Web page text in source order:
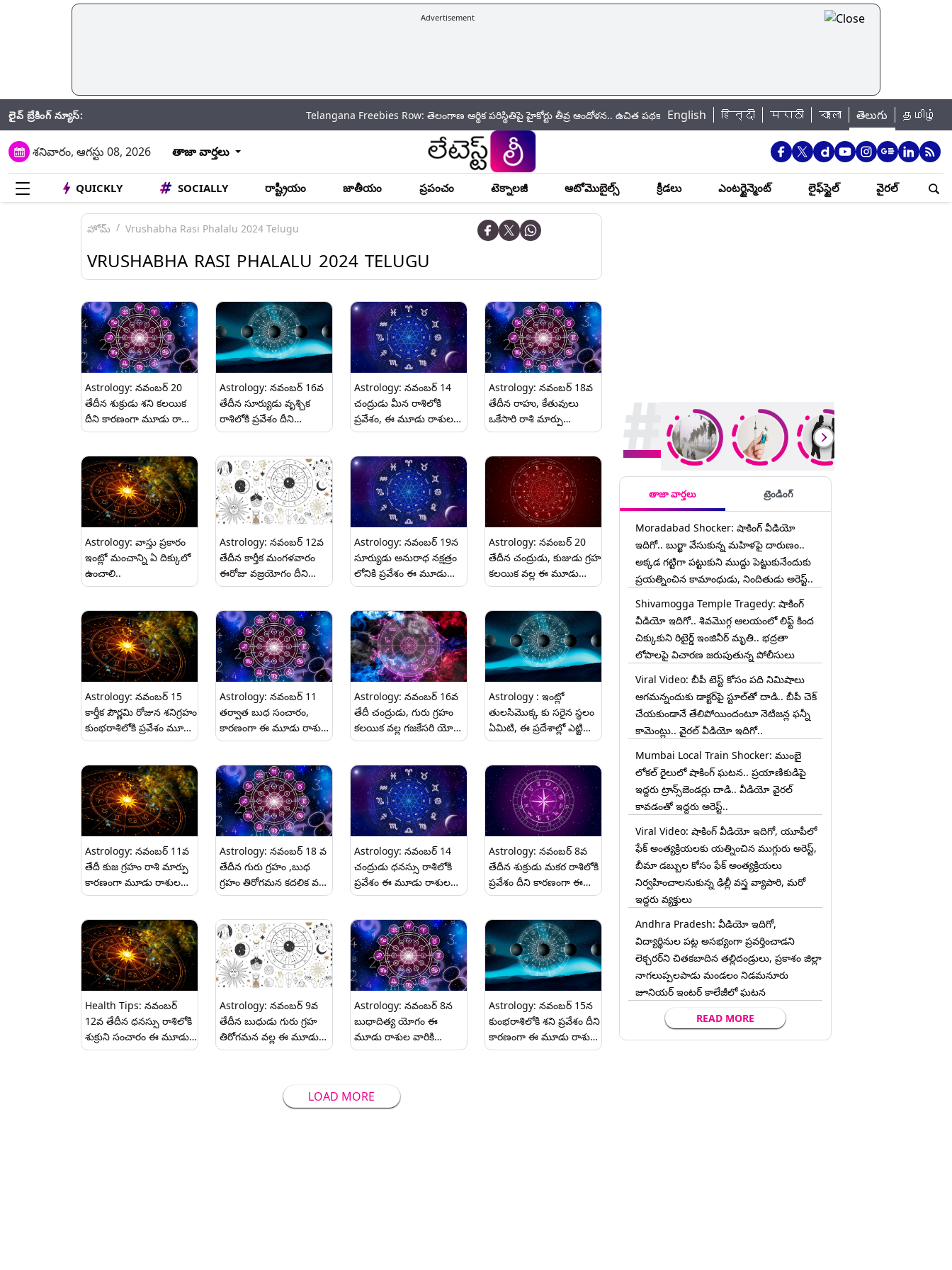
Advertisement
లైవ్ బ్రేకింగ్ న్యూస్: Telangana Freebies Row: తెలంగాణ ఆర్థిక పరిస్థితిపై హైకోర్టు తీవ్ర ఆందోళన.. ఉచిత పథకాలతో తీవ్ర ప్రమాదకర పరిస్థితులు.. ఇలాగే కొనసాగితే దివాళా తీయడం తప్పదని కీలక
English हिन्दी मराठी বাংলা తెలుగు தமிழ்
శనివారం, ఆగస్టు 08, 2026 తాజా వార్తలు
QUICKLY SOCIALLY రాష్ట్రీయం జాతీయం ప్రపంచం టెక్నాలజీ ఆటోమొబైల్స్ క్రీడలు ఎంటర్టైన్మెంట్ లైఫ్‌స్టైల్ వైరల్
హోమ్ Vrushabha Rasi Phalalu 2024 Telugu
VRUSHABHA RASI PHALALU 2024 TELUGU
Astrology: నవంబర్ 20
తేదీన శుక్రుడు శని కలయిక
దీని కారణంగా మూడు రాశుల
వారికి అదృష్టం.
Astrology: నవంబర్ 16వ
తేదీన సూర్యుడు వృశ్చిక
రాశిలోకి ప్రవేశం దీని
కారణంగా మూడు రాశులు
పెరుగుతాయి..
Astrology: నవంబర్ 14
చంద్రుడు మీన రాశిలోకి
ప్రవేశం, ఈ మూడు రాశుల
వారికి అదృష్టం.
Astrology: నవంబర్ 18వ
తేదీన రాహు, కేతువులు
ఒకేసారి రాశి మార్పు
కారణంగా ఈ మూడు రాశుల
Astrology: వాస్తు ప్రకారం
ఇంట్లో మంచాన్ని ఏ దిక్కులో
ఉంచాలి..
Astrology: నవంబర్ 12వ
తేదీన కార్తీక మంగళవారం
ఈరోజు వజ్రయోగం దీని
కారణంగా మూడు రాశులు
Astrology: నవంబర్ 19న
సూర్యుడు అనురాధ నక్షత్రం
లోనికి ప్రవేశం ఈ మూడు
రాశుల వారికి ప్రతికూల
Astrology: నవంబర్ 20
తేదీన చంద్రుడు, కుజుడు గ్రహ
కలయిక వల్ల ఈ మూడు
రాశుల వారికి అదృష్టం..
Astrology: నవంబర్ 15
కార్తీక పౌర్ణమి రోజున శనిగ్రహం
కుంభరాశిలోకి ప్రవేశం మూడు
రాశుల వారికి అదృష్టం..
Astrology: నవంబర్ 11
తర్వాత బుధ సంచారం,
కారణంగా ఈ మూడు రాశులు
వారికి అదృష్టం.
Astrology: నవంబర్ 16వ
తేదీ చంద్రుడు, గురు గ్రహం
కలయిక వల్ల గజకేసరి యోగం
ఈ మూడు రాశుల వారికి
Astrology : ఇంట్లో
తులసిమొక్క కు సరైన స్థలం
ఏమిటి, ఈ ప్రదేశాల్లో ఎట్టి
పరిస్థితుల్లో ఉంచకూడదు..
Astrology: నవంబర్ 11వ
తేదీ కుజ గ్రహం రాశి మార్పు
కారణంగా మూడు రాశుల
వారికి అదృష్టం..
Astrology: నవంబర్ 18 వ
తేదీన గురు గ్రహం ,బుధ
గ్రహం తిరోగమన కదలిక వల్ల
ఈ మూడు రాశులు వారికి
Astrology: నవంబర్ 14
చంద్రుడు ధనస్సు రాశిలోకి
ప్రవేశం ఈ మూడు రాశుల
వారికి ప్రతికూల ప్రభావాలు.
Astrology: నవంబర్ 8వ
తేదీన శుక్రుడు మకర రాశిలోకి
ప్రవేశం దీని కారణంగా ఈ
మూడు రాశులు వారికి
Health Tips: నవంబర్
12వ తేదీన ధనస్సు రాశిలోకి
శుక్రుని సంచారం ఈ మూడు
రాశుల వారికి ఆర్థిక లాభం.
Astrology: నవంబర్ 9వ
తేదీన బుధుడు గురు గ్రహ
తిరోగమన వల్ల ఈ మూడు
రాశులు వారికి ఆర్థిక నష్టాలు.
Astrology: నవంబర్ 8న
బుధాదిత్య యోగం ఈ
మూడు రాశుల వారికి
అదృష్టం..
Astrology: నవంబర్ 15న
కుంభరాశిలోకి శని ప్రవేశం దీని
కారణంగా ఈ మూడు రాశుల
వారికి ఆర్థిక నష్టం జాగ్రత్తగా
LOAD MORE
తాజా వార్తలు ట్రెండింగ్
Moradabad Shocker: షాకింగ్ వీడియో
ఇదిగో.. బుర్ఖా వేసుకున్న మహిళపై దారుణం..
అక్కడ గట్టిగా పట్టుకుని ముద్దు పెట్టుకునేందుకు
ప్రయత్నించిన కామాంధుడు, నిందితుడు అరెస్ట్..
Shivamogga Temple Tragedy: షాకింగ్
వీడియో ఇదిగో.. శివమొగ్గ ఆలయంలో లిఫ్ట్ కింద
చిక్కుకుని రిటైర్డ్ ఇంజినీర్ మృతి.. భద్రతా
లోపాలపై విచారణ జరుపుతున్న పోలీసులు
Viral Video: బీపీ టెస్ట్‌ కోసం పది నిమిషాలు
ఆగమన్నందుకు డాక్టర్‌పై స్టూల్‌తో దాడి.. బీపీ చెక్
చేయకుండానే తేలిపోయిందంటూ నెటిజన్ల ఫన్నీ
కామెంట్లు.. వైరల్ వీడియో ఇదిగో..
Mumbai Local Train Shocker: ముంబై
లోకల్ రైలులో షాకింగ్ ఘటన.. ప్రయాణికుడిపై
ఇద్దరు ట్రాన్స్‌జెండర్లు దాడి.. వీడియో వైరల్
కావడంతో ఇద్దరు అరెస్ట్..
Viral Video: షాకింగ్ వీడియో ఇదిగో, యూపీలో
ఫేక్ అంత్యక్రియలకు యత్నించిన ముగ్గురు అరెస్ట్,
బీమా డబ్బుల కోసం ఫేక్ అంత్యక్రియలు
నిర్వహించాలనుకున్న ఢిల్లీ వస్త్ర వ్యాపారి, మరో
ఇద్దరు వ్యక్తులు
Andhra Pradesh: వీడియో ఇదిగో,
విద్యార్థినుల పట్ల అసభ్యంగా ప్రవర్తించాడని
లెక్చ‌ర‌ర్‌ని చిత‌క‌బాదిన త‌ల్లిదండ్రులు, ప్రకాశం జిల్లా
నాగలుప్పలపాడు మండలం నిడమనూరు
జూనియర్ ఇంటర్ కాలేజీలో ఘటన
READ MORE